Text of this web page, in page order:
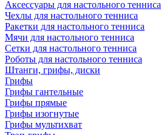
Аксессуары для настольного тенниса
Чехлы для настольного тенниса
Ракетки для настольного тенниса
Мячи для настольного тенниса
Сетки для настольного тенниса
Роботы для настольного тенниса
Штанги, грифы, диски
Грифы
Грифы гантельные
Грифы прямые
Грифы изогнутые
Грифы мультихват